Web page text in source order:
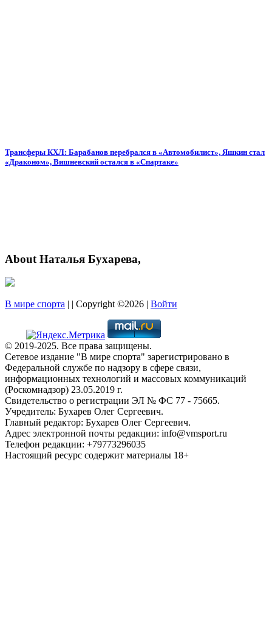
Трансферы КХЛ: Барабанов перебрался в «Автомобилист», Яшкин стал
«Драконом», Вишневский остался в «Спартаке»
About Наталья Бухарева,
В мире спорта | | Copyright ©2026 | Войти
© 2019-2025. Все права защищены.
Сетевое издание "В мире спорта" зарегистрировано в
Федеральной службе по надзору в сфере связи,
информационных технологий и массовых коммуникаций
(Роскомнадзор) 23.05.2019 г.
Свидетельство о регистрации ЭЛ № ФС 77 - 75665.
Учредитель: Бухарев Олег Сергеевич.
Главный редактор: Бухарев Олег Сергеевич.
Адрес электронной почты редакции: info@vmsport.ru
Телефон редакции: +79773296035
Настоящий ресурс содержит материалы 18+